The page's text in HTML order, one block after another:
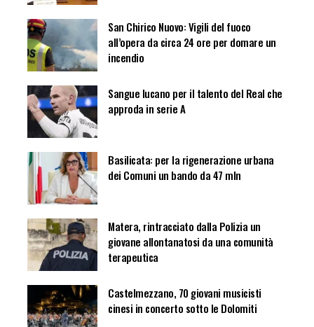
San Chirico Nuovo: Vigili del fuoco
all’opera da circa 24 ore per domare un
incendio
Sangue lucano per il talento del Real che
approda in serie A
Basilicata: per la rigenerazione urbana
dei Comuni un bando da 47 mln
Matera, rintracciato dalla Polizia un
giovane allontanatosi da una comunità
terapeutica
Castelmezzano, 70 giovani musicisti
cinesi in concerto sotto le Dolomiti